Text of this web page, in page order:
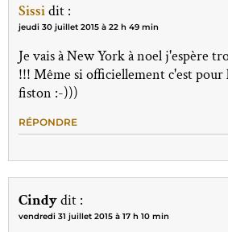
Sissidit :
jeudi 30 juillet 2015 à 22 h 49 min
Je vais à New York à noel j'espère
!!! Même si officiellement c'est pour
fiston :-)))
RÉPONDRE
Cindydit :
vendredi 31 juillet 2015 à 17 h 10 min